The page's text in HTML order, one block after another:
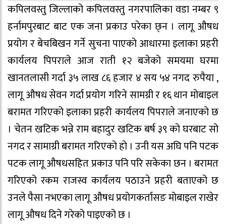
कपिलवस्तु जिल्लाको कपिलवस्तु नगरपालिका वडा नम्बर ९
हर्नामपुरबाट बाट एक जना प्रकाउ परेका छ्न । लागू औषध
प्रयोग र बेचबिखन गर्ने सुचना पाएको आधारमा इलाका प्रहरी
कार्यलय पिपराले आज राती १२ बजेको समयमा घरमा
खानतलासी गर्दा ३५ लाख ८६ हजार ४ सय ५४ नगद रुपैया ,
लागू औषध सेवन गर्दा प्रयोग गरिने सामग्री र १६ थान मोबाइल
बरामत गरिएको इलाका प्रहरी कार्यलय पिपराले जनाएको छ
। चेतन खटिक भन्ने राम बहादुर खटिक बर्ष ३९ को घरबाट सो
नगद र सामाग्री बरामत गरिएको हो । उनी यस अघि पनि पटक
पटक लागू औषधसहित प्रकाउ पनि परि सकेका छन । बरामत
गरिएको रकम राजस्व कार्यलय पठाउने प्रहरी बताएको छ
उनले पैसा नभएका लागू औषध प्रयोगकर्तासङ मोबाइल राखेर
लागू औषध दिने गरेको पाइएको छ ।